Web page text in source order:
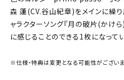
森 蓮(CV.谷山紀章)をメインに繰
ャラクターソング『月の破片(かけ
に感じることのできる1枚になってい
※仕様・特典は変更となる可能性がございま